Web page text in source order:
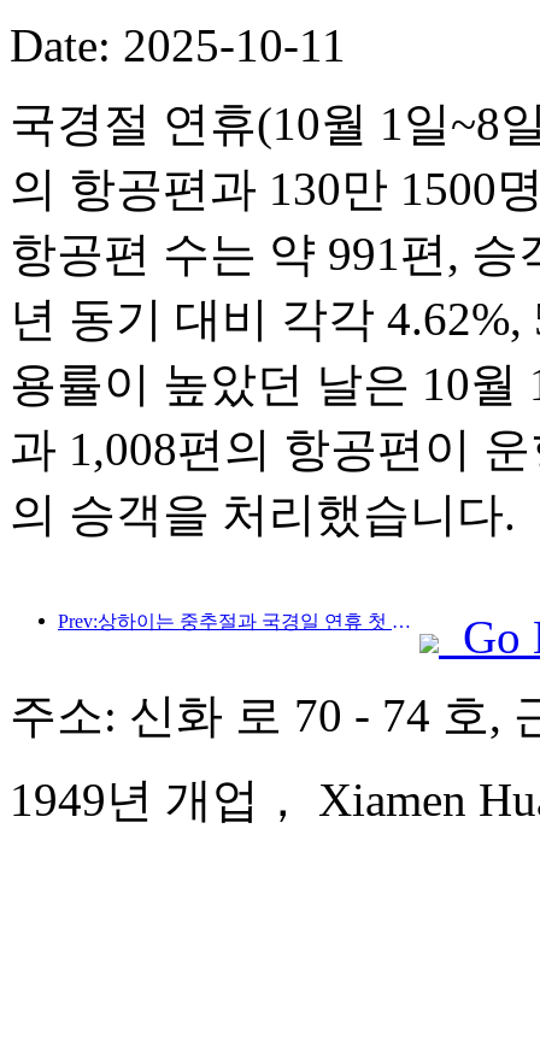
Date: 2025-10-11
국경절 연휴(10월 1일~8
의 항공편과 130만 1500
항공편 수는 약 991편,
년 동기 대비 각각
용률이 높았던 날은 10월
과 1,008편의 항공편이
의 승객을 처리했습니다.
Prev:상하이는 중추절과 국경일 연휴 첫 4일간 1,511만 명이 넘는 방문객을 맞이했는데, 이는 전년 대비 20% 이상 증가한 수치입니다.
Go
주소: 신화 로 70 - 74 호,
1949년 개업， Xiamen